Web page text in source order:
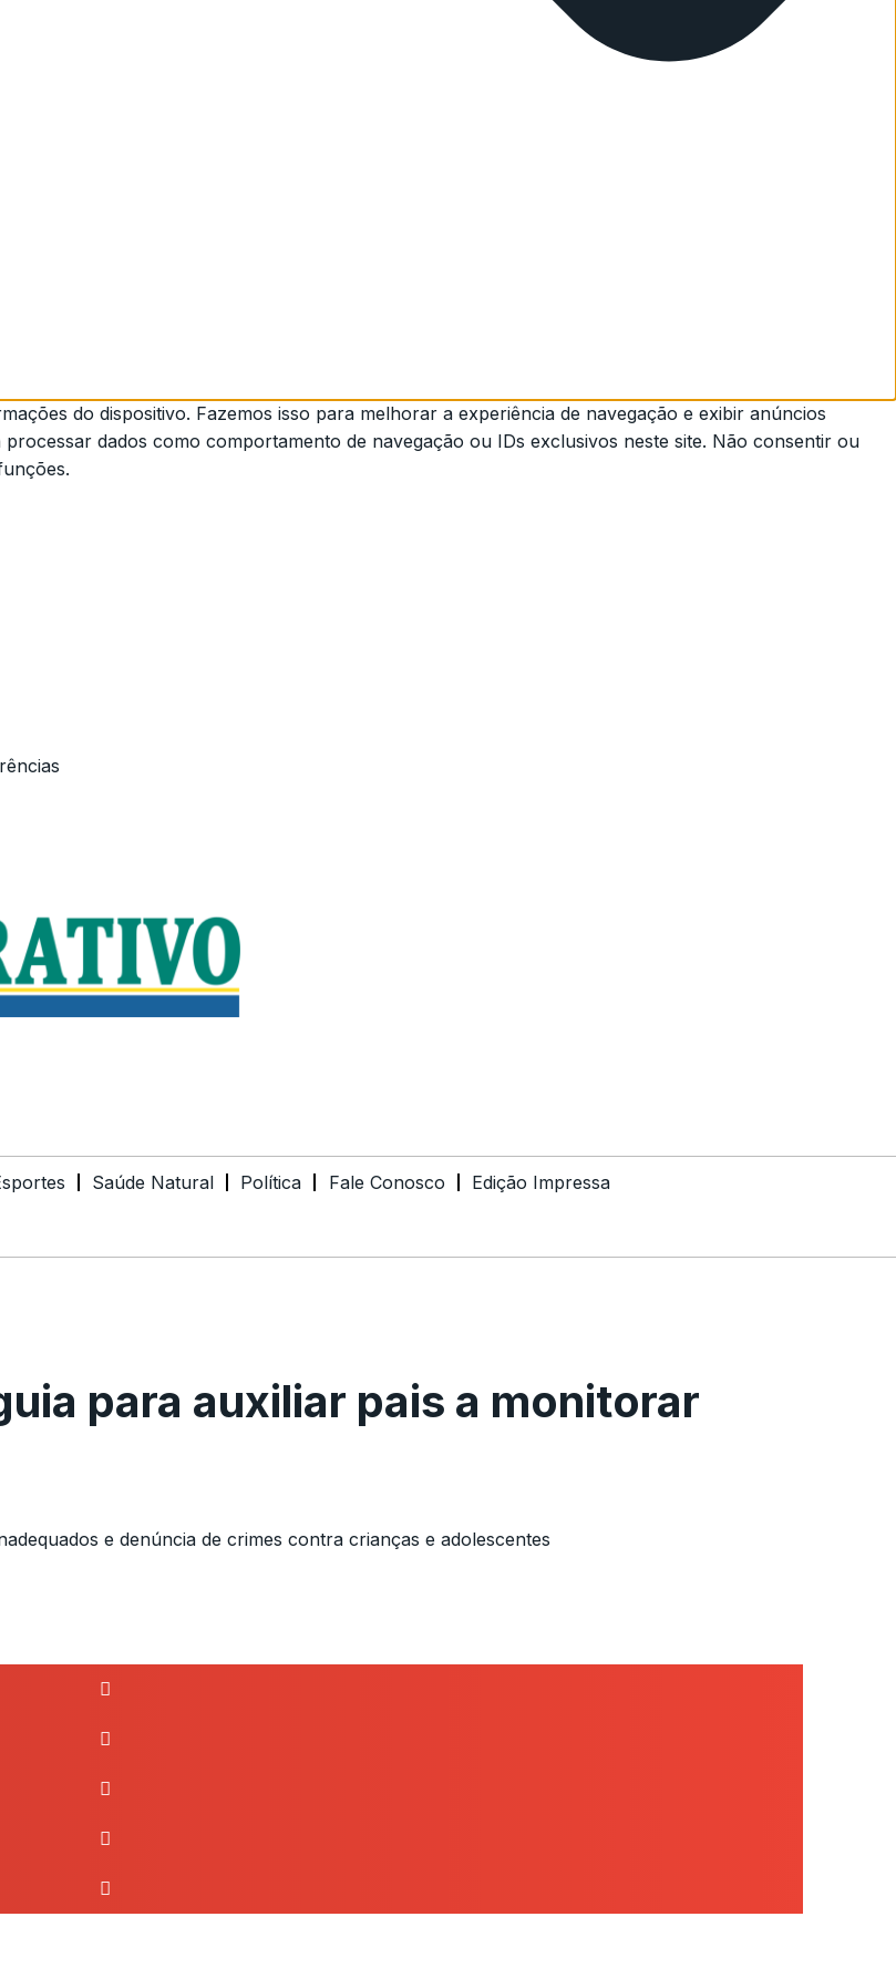
do dispositivo. Fazemos isso para melhorar a experiência de navegação e exibir anúncios
dados como comportamento de navegação ou IDs exclusivos neste site. Não consentir ou
Saúde Natural Política Fale Conosco Edição Impressa
para auxiliar pais a monitorar
e denúncia de crimes contra crianças e adolescentes